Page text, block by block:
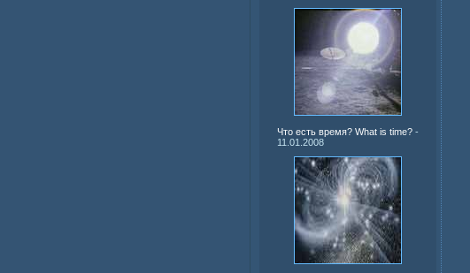
Что есть время? What is time? -
11.01.2008